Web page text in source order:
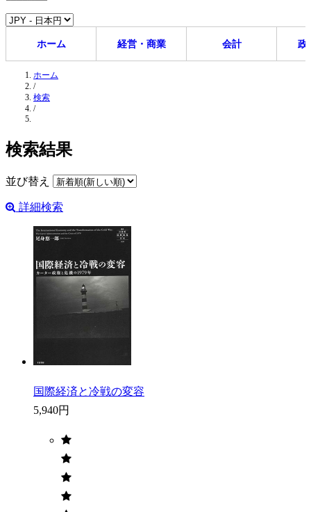
ホーム 経営・商業 会計 政
ホーム
/
検索
/
検索結果
並び替え
詳細検索
国際経済と冷戦の変容
5,940円